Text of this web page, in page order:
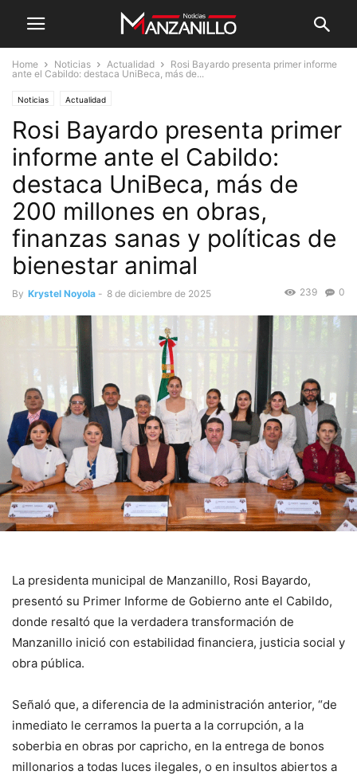
Home Noticias Actualidad
Rosi Bayardo presenta primer informe
ante el Cabildo: destaca UniBeca, más de...
Noticias Actualidad
Rosi Bayardo presenta primer
informe ante el Cabildo:
destaca UniBeca, más de
200 millones en obras,
finanzas sanas y políticas de
bienestar animal
By Krystel Noyola - 8 de diciembre de 2025 0
239
La presidenta municipal de Manzanillo, Rosi Bayardo,
presentó su Primer Informe de Gobierno ante el Cabildo,
donde resaltó que la verdadera transformación de
Manzanillo inició con estabilidad financiera, justicia social y
obra pública.
Señaló que, a diferencia de la administración anterior, “de
inmediato le cerramos la puerta a la corrupción, a la
soberbia en obras por capricho, en la entrega de bonos
millonarios a todas luces ilegales, o en insultos abiertos a